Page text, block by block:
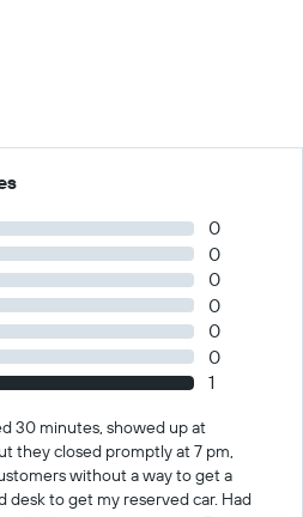
0
0
0
0
0
0
1
30 minutes, showed up at
they closed promptly at 7 pm,
without a way to get a
desk to get my reserved car. Had